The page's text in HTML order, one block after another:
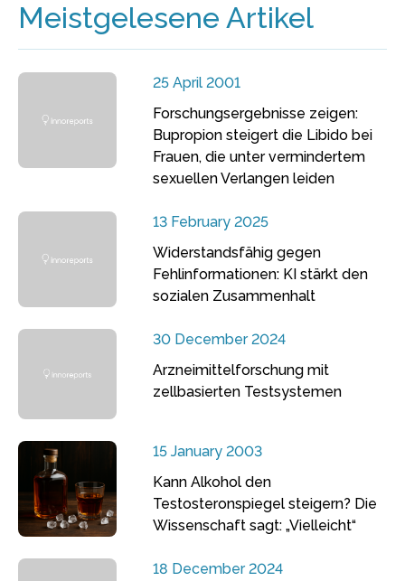
Meistgelesene Artikel
25 April 2001
Forschungsergebnisse zeigen:
Bupropion steigert die Libido bei
Frauen, die unter vermindertem
sexuellen Verlangen leiden
13 February 2025
Widerstandsfähig gegen
Fehlinformationen: KI stärkt den
sozialen Zusammenhalt
30 December 2024
Arzneimittelforschung mit
zellbasierten Testsystemen
15 January 2003
Kann Alkohol den
Testosteronspiegel steigern? Die
Wissenschaft sagt: „Vielleicht“
18 December 2024